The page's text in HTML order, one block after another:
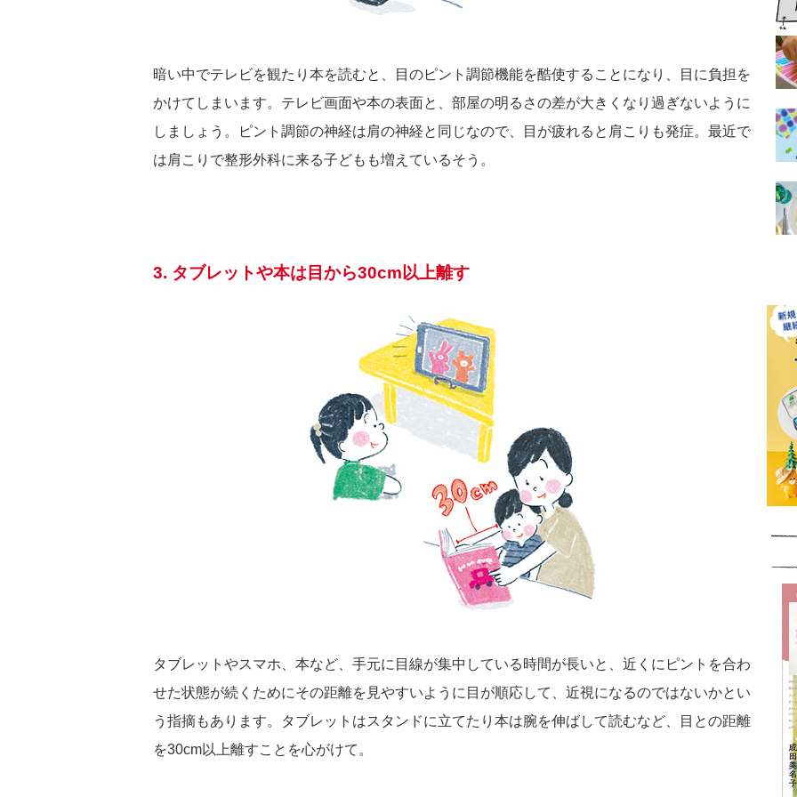
暗い中でテレビを観たり本を読むと、目のピント調節機能を酷使することになり、目に負担を
かけてしまいます。テレビ画面や本の表面と、部屋の明るさの差が大きくなり過ぎないように
しましょう。ピント調節の神経は肩の神経と同じなので、目が疲れると肩こりも発症。最近で
は肩こりで整形外科に来る子どもも増えているそう。
3. タブレットや本は目から30cm以上離す
タブレットやスマホ、本など、手元に目線が集中している時間が長いと、近くにピントを合わ
せた状態が続くためにその距離を見やすいように目が順応して、近視になるのではないかとい
う指摘もあります。タブレットはスタンドに立てたり本は腕を伸ばして読むなど、目との距離
を30cm以上離すことを心がけて。